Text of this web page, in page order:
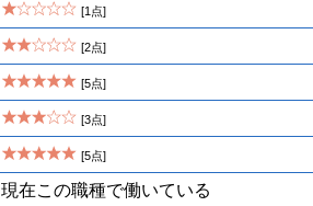
[1点]
[2点]
[5点]
[3点]
[5点]
現在この職種で働いている